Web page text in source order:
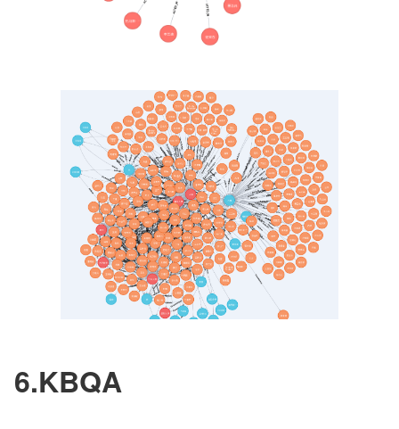
6.KBQA